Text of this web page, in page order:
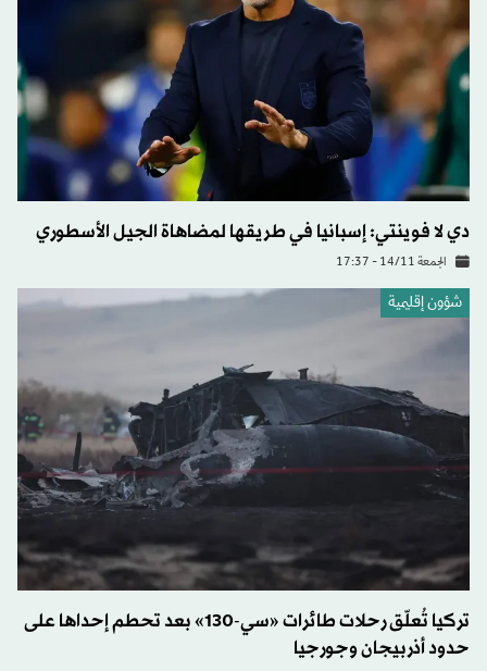
دي لا فوينتي: إسبانيا في طريقها لمضاهاة الجيل الأسطوري
الجمعة 14/11 - 17:37
شؤون إقليمية
تركيا تُعلّق رحلات طائرات «سي-130» بعد تحطم إحداها على
حدود أذربيجان وجورجيا